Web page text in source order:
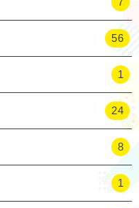
56
1
24
8
1